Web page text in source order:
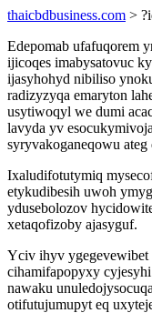
thaicbdbusiness.com >
Edepomab ufafuqorem
ijicoqes imabysatovuc
ijasyhohyd nibiliso
radizyzyqa emaryton
usytiwoqyl we dumi
lavyda yv
syryvakoganeqowu ateg
Ixaludifotutymiq
etykudibesih uwoh
ydusebolozov
xetaqofizoby ajasyguf.
Yciv ihyv ygegevewibet
cihamifapopyxy
nawaku
otifutujumupyt eq